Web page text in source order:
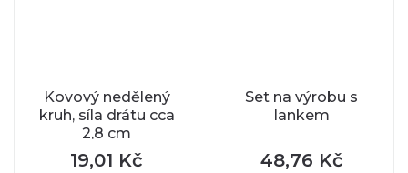
Kovový nedělený
kruh, síla drátu cca
2,8 cm
19,01 Kč
Set na výrobu s
lankem
48,76 Kč